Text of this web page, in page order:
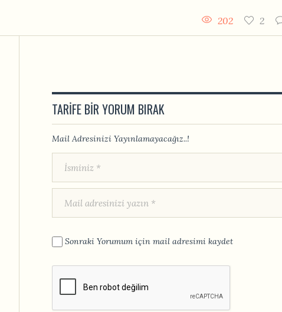
2
202
TARIFE BIR YORUM BIRAK
Mail Adresinizi Yayınlamayacağız..!
Sonraki Yorumum için mail adresimi kaydet